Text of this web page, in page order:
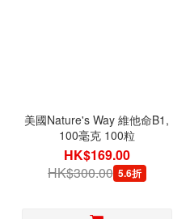
美國Nature's Way 維他命B1,
100毫克 100粒
HK$169.00
HK$300.00 5.6折